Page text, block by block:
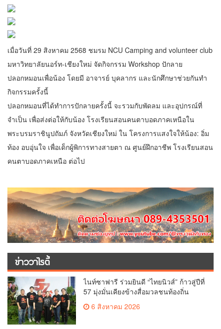
เมื่อวันที่ 29 สิงหาคม 2568 ชมรม NCU Camping and volunteer club
มหาวิทยาลัยนอร์ท-เชียงใหม่ จัดกิจกรรม Workshop ปักลาย
ปลอกหมอนเพื่อน้อง โดยมี อาจารย์ บุคลากร และนักศึกษาช่วยกันทำ
กิจกรรมครั้งนี้
ปลอกหมอนที่ได้ทำการปักลายครั้งนี้ จะรวมกับพัดลม และอุปกรณ์ที่
จำเป็น เพื่อส่งต่อให้กับน้อง โรงเรียนสอนคนตาบอดภาคเหนือใน
พระบรมราชินูปถัมภ์ จังหวัดเชียงใหม่ ใน โครงการแสงใจให้น้อง: อิ่ม
ท้อง อบอุ่นใจ เพื่อเด็กผู้พิการทางสายตา ณ ศูนย์ฝึกอาชีพ โรงเรียนสอน
คนตาบอดภาคเหนือ ต่อไป
ข่าววาไรตี้
ไนท์ซาฟารี ร่วมยินดี “ไทยนิวส์” ก้าวสู่ปีที่
57 มุ่งมั่นเคียงข้างสื่อมวลชนท้องถิ่น
6 สิงหาคม 2026